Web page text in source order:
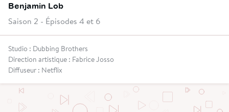
Benjamin Lob
Saison 2 - Épisodes 4 et 6
Studio : Dubbing Brothers
Direction artistique : Fabrice Josso
Diffuseur : Netflix